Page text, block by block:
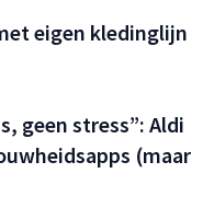
eigen kledinglijn
geen stress”: Aldi
(maar